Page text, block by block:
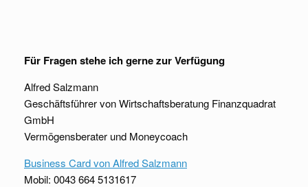
Für Fragen stehe ich gerne zur Verfügung
Alfred Salzmann
Geschäftsführer von Wirtschaftsberatung Finanzquadrat
GmbH
Vermögensberater und Moneycoach
Business Card von Alfred Salzmann
Mobil: 0043 664 5131617